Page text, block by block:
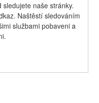
naše stránky.
Naštěstí sledováním
službami pobaveni a